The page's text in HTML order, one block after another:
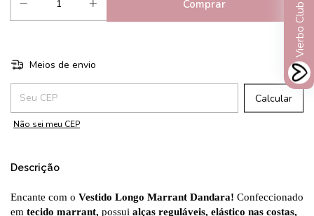
Meios de envio
Entregas para o CEP:
Calcular
Não sei meu CEP
Descrição
Encante com o Vestido Longo Marrant Dandara! Confeccionado
em tecido marrant, possui alças reguláveis, elástico nas costas,
Vierbo Club